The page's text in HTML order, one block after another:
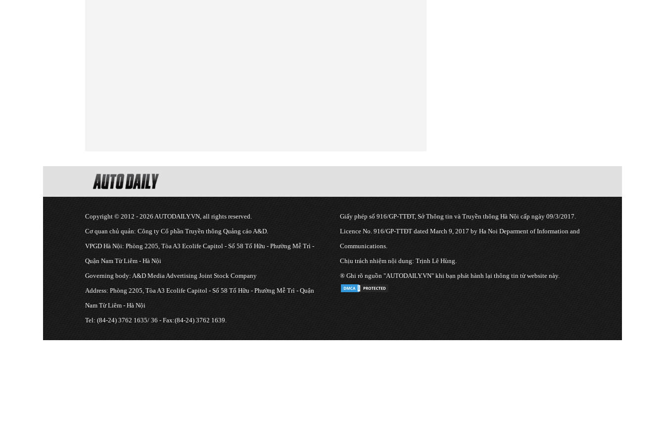
Copyright © 2012 - 2026 AUTODAILY.VN, all rights reserved.
Cơ quan chủ quản: Công ty Cổ phần Truyền thông Quảng cáo A&D.
VPGD Hà Nội: Phòng 2205, Tòa A3 Ecolife Capitol - Số 58 Tố Hữu - Phường Mễ Trì -
Quận Nam Từ Liêm - Hà Nội
Governing body: A&D Media Advertising Joint Stock Company
Address: Phòng 2205, Tòa A3 Ecolife Capitol - Số 58 Tố Hữu - Phường Mễ Trì - Quận
Nam Từ Liêm - Hà Nội
Tel: (84-24) 3762 1635/ 36 - Fax:(84-24) 3762 1639.
Giấy phép số 916/GP-TTĐT, Sở Thông tin và Truyền thông Hà Nội cấp ngày 09/3/2017.
Licence No. 916/GP-TTĐT dated March 9, 2017 by Ha Noi Deparment of Information and
Communications.
Chịu trách nhiệm nội dung: Trịnh Lê Hùng.
® Ghi rõ nguồn "AUTODAILY.VN" khi bạn phát hành lại thông tin từ website này.